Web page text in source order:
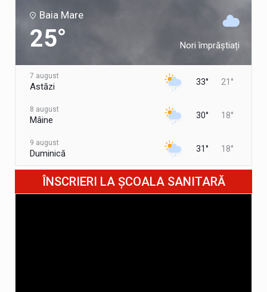
Baia Mare
25° Nori împrăștiați
7 august
Astăzi 33° 21°
8 august
Mâine 30° 18°
9 august
Duminică 31° 18°
10 august
Luni 35° 20°
ÎNSCRIERI LA ȘCOALA SANITARĂ